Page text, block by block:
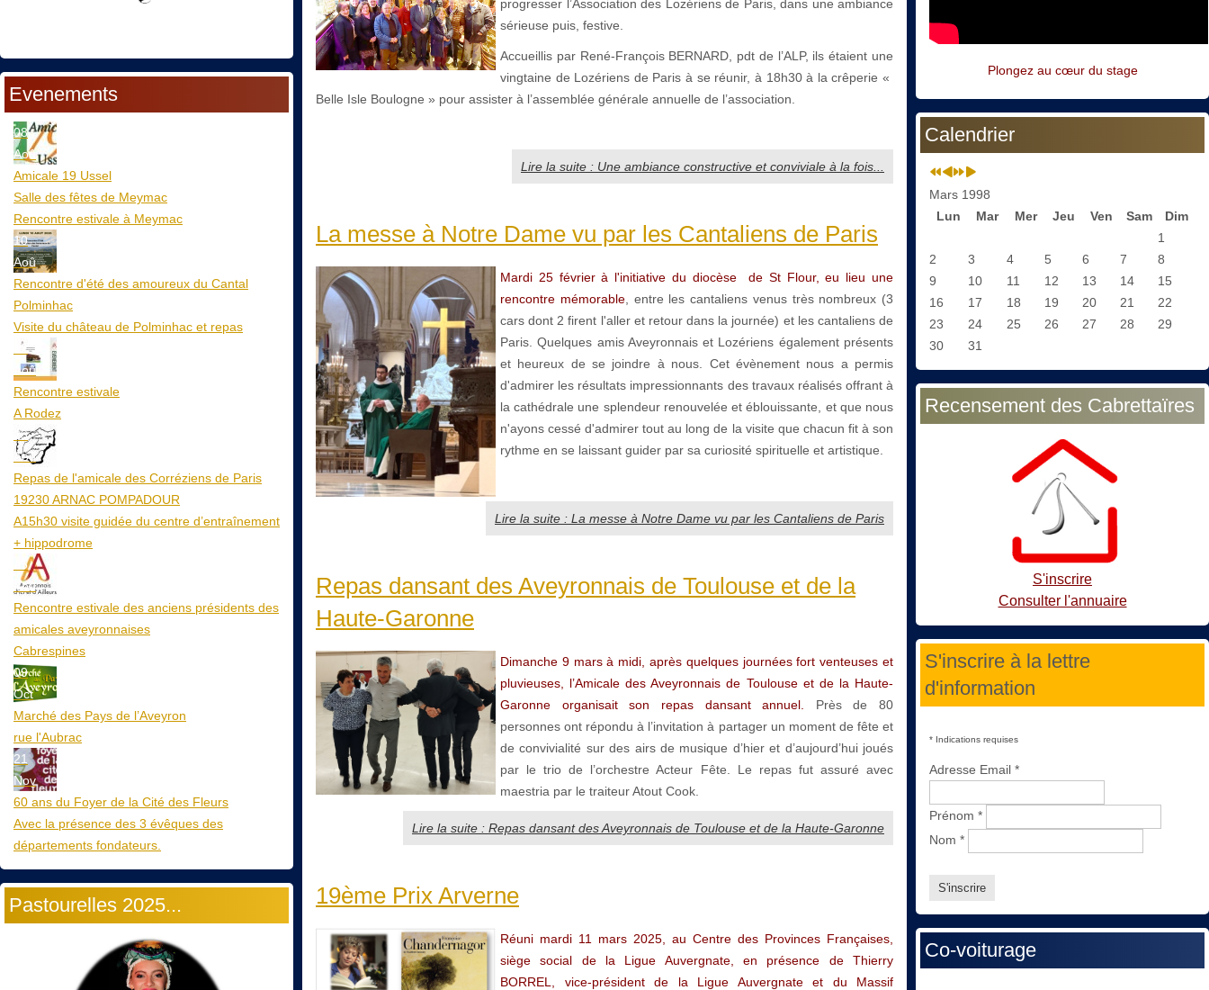
Evenements
08
Aoû
Amicale 19 Ussel
Salle des fêtes de Meymac
Rencontre estivale à Meymac
10
Aoû
Rencontre d'été des amoureux du Cantal
Polminhac
Visite du château de Polminhac et repas
12
Aoû
Rencontre estivale
A Rodez
23
Aoû
Repas de l'amicale des Corréziens de Paris
19230 ARNAC POMPADOUR
A15h30 visite guidée du centre d’entraînement
+ hippodrome
25
Aoû
Rencontre estivale des anciens présidents des
amicales aveyronnaises
Cabrespines
09
Oct
Marché des Pays de l’Aveyron
rue l'Aubrac
21
Nov
60 ans du Foyer de la Cité des Fleurs
Avec la présence des 3 évêques des
départements fondateurs.
Pastourelles 2025...
progresser l’Association des Lozériens de Paris, dans une ambiance
sérieuse puis, festive.
Accueillis par René-François BERNARD, pdt de l’ALP, ils étaient une
vingtaine de Lozériens de Paris à se réunir, à 18h30 à la crêperie «
Belle Isle Boulogne » pour assister à l’assemblée générale annuelle de l’association.
Lire la suite : Une ambiance constructive et conviviale à la fois...
La messe à Notre Dame vu par les Cantaliens de Paris
Mardi 25 février à l'initiative du diocèse de St Flour, eu lieu une
rencontre mémorable, entre les cantaliens venus très nombreux (3
cars dont 2 firent l'aller et retour dans la journée) et les cantaliens de
Paris. Quelques amis Aveyronnais et Lozériens également présents
et heureux de se joindre à nous. Cet évènement nous a permis
d'admirer les résultats impressionnants des travaux réalisés offrant à
la cathédrale une splendeur renouvelée et éblouissante, et que nous
n'ayons cessé d'admirer tout au long de la visite que chacun fit à son
rythme en se laissant guider par sa curiosité spirituelle et artistique.
Lire la suite : La messe à Notre Dame vu par les Cantaliens de Paris
Repas dansant des Aveyronnais de Toulouse et de la
Haute-Garonne
Dimanche 9 mars à midi, après quelques journées fort venteuses et
pluvieuses, l’Amicale des Aveyronnais de Toulouse et de la Haute-
Garonne organisait son repas dansant annuel.
Près de 80
personnes ont répondu à l’invitation à partager un moment de fête et
de convivialité sur des airs de musique d’hier et d’aujourd’hui joués
par le trio de l’orchestre Acteur Fête. Le repas fut assuré avec
maestria par le traiteur Atout Cook.
Lire la suite : Repas dansant des Aveyronnais de Toulouse et de la Haute-Garonne
19ème Prix Arverne
Réuni mardi 11 mars 2025, au Centre des Provinces Françaises,
siège social de la Ligue Auvergnate, en présence de Thierry
BORREL, vice-président de la Ligue Auvergnate et du Massif
Plongez au cœur du stage
Calendrier
Mars 1998
Lun
Mar Mer Jeu Ven Sam
Dim
1
2
3 4 5 6 7
8
9
10 11 12 13 14
15
16
17 18 19 20 21
22
23
24 25 26 27 28
29
30
31
Recensement des Cabrettaïres
S'inscrire
Consulter l'annuaire
S'inscrire à la lettre
d'information
* Indications requises
Adresse Email *
Prénom *
Nom *
Co-voiturage